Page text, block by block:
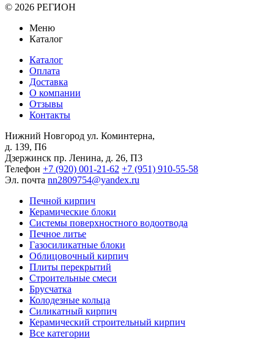
© 2026 РЕГИОН
Меню
Каталог
Каталог
Оплата
Доставка
О компании
Отзывы
Контакты
Нижний Новгород ул. Коминтерна,
д. 139, П6
Дзержинск пр. Ленина, д. 26, П3
Телефон +7 (920) 001-21-62 +7 (951) 910-55-58
Эл. почта nn2809754@yandex.ru
Печной кирпич
Керамические блоки
Системы поверхностного водоотвода
Печное литье
Газосиликатные блоки
Облицовочный кирпич
Плиты перекрытий
Строительные смеси
Брусчатка
Колодезные кольца
Силикатный кирпич
Керамический строительный кирпич
Все категории